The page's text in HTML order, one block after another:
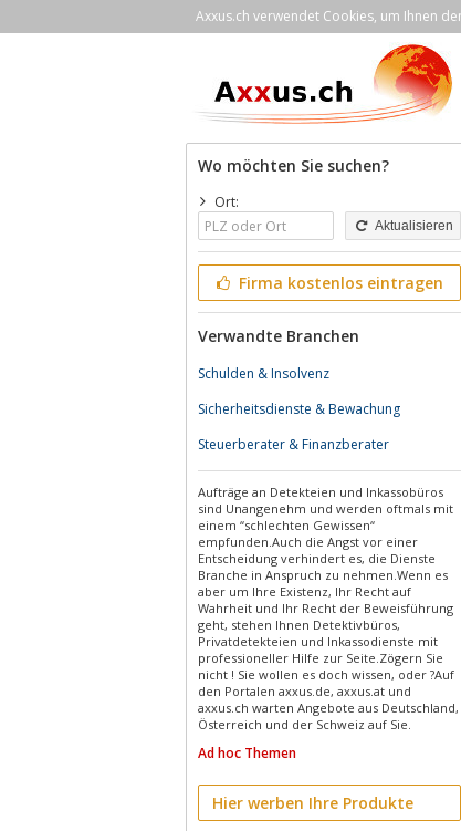
Axxus.ch verwendet Cookies, um Ihnen
Wo möchten Sie suchen?
Ort:
Aktualisieren
Firma kostenlos eintragen
Verwandte Branchen
Schulden & Insolvenz
Sicherheitsdienste & Bewachung
Steuerberater & Finanzberater
Aufträge an Detekteien und Inkassobüros
sind Unangenehm und werden oftmals mit
einem “schlechten Gewissen“
empfunden.Auch die Angst vor einer
Entscheidung verhindert es, die Dienste
Branche in Anspruch zu nehmen.Wenn es
aber um Ihre Existenz, Ihr Recht auf
Wahrheit und Ihr Recht der Beweisführung
geht, stehen Ihnen Detektivbüros,
Privatdetekteien und Inkassodienste mit
professioneller Hilfe zur Seite.Zögern Sie
nicht ! Sie wollen es doch wissen, oder ?Auf
den Portalen axxus.de, axxus.at und
axxus.ch warten Angebote aus Deutschland,
Österreich und der Schweiz auf Sie.
Ad hoc Themen
Hier werben Ihre Produkte